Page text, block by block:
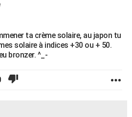
ta crème solaire, au japon tu
solaire à indices +30 ou + 50.
bronzer. ^_-